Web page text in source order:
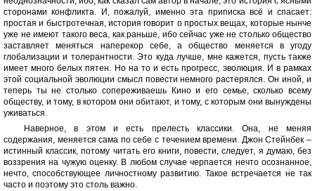
сторонами конфликта. И, пожалуй, именно эта приписка всё и спасает:
простая и быстротечная, история говорит о простых вещах, которые нынче
уже не имеют такого веса, как раньше, ибо сейчас уже не столько общество
заставляет меняться наперекор себе, а общество меняется в угоду
глобализации и толерантности. Это куда лучше, мне кажется, пусть также
имеет много белых пятен. Но на то и есть прогресс, эволюция. И в рамках
этой социальной эволюции смысл повести немного растерялся. Он иной, и
теперь ты не столько сопереживаешь Кино и его семье, сколько всему
обществу, и тому, в котором они обитают, и тому, с которым они вынуждены
уживаться.
Наверное, в этом и есть прелесть классики. Она, не меняя
содержания, меняется сама по себе с течением времени. Джон Стейнбек –
истинный классик, потому читать его книги, повести, следует, я думаю, без
воззрения на чужую оценку. В любом случае черпается нечто осознанное,
нечто, способствующее личностному развитию. Такое встречается не так
часто и поэтому это столь важно.